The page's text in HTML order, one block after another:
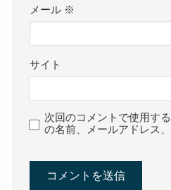
メール ※
サイト
次回のコメントで使用す
の名前、メールアドレス